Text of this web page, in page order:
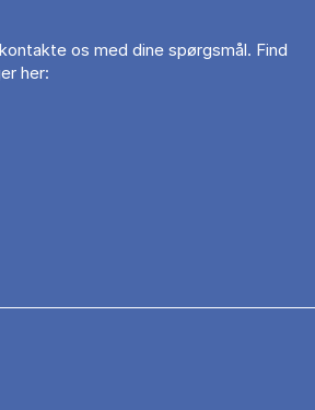
os med dine spørgsmål. Find
her: